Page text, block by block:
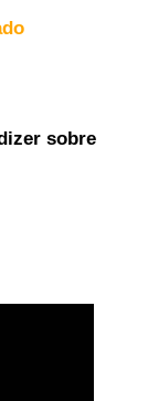
sobre